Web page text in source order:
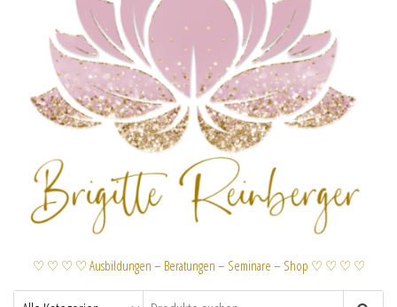
♡ ♡ ♡ ♡ Ausbildungen – Beratungen – Seminare – Shop ♡ ♡ ♡ ♡